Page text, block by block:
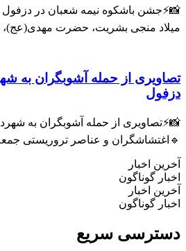
باشکوه نیمه شعبان در دزفول
منجی بشریت، حضرت مهدی(عج)،
از حمله آشوبگران به
از حمله آشوبگران به
و عناصر تروریستی جمعه ۱۹ دی ماه با حمله به
اخبار
گوناگون
اخبار
گوناگون
سریع